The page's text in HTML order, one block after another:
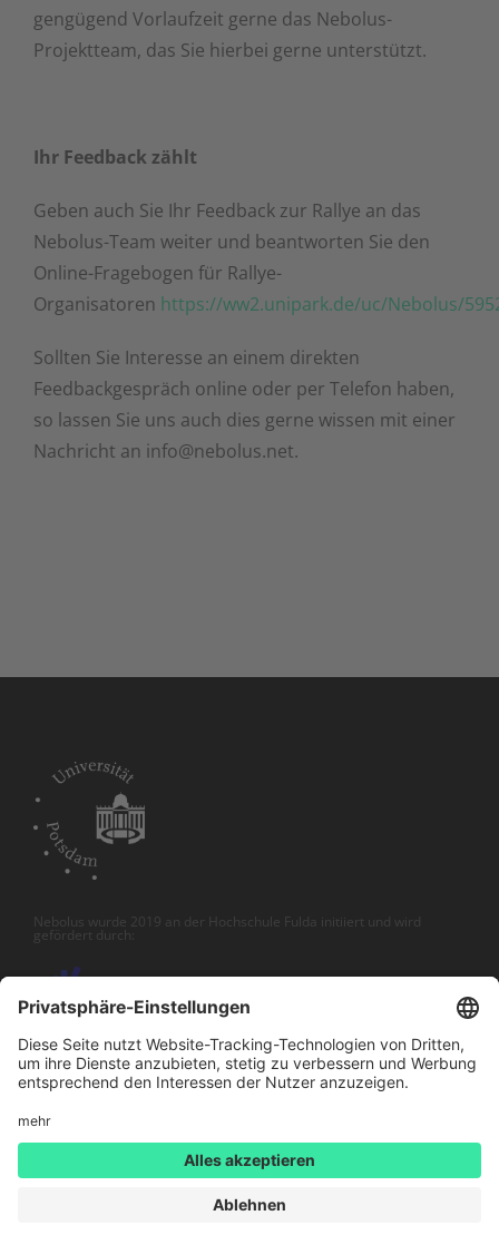
gengügend Vorlaufzeit gerne das Nebolus-
Projektteam, das Sie hierbei gerne unterstützt.
Ihr Feedback zählt
Geben auch Sie Ihr Feedback zur Rallye an das
Nebolus-Team weiter und beantworten Sie den
Online-Fragebogen für Rallye-
Organisatoren https://ww2.unipark.de/uc/Nebolus/
Sollten Sie Interesse an einem direkten
Feedbackgespräch online oder per Telefon haben,
so lassen Sie uns auch dies gerne wissen mit einer
Nachricht an info@nebolus.net.
Nebolus wurde 2019 an der Hochschule Fulda initiiert und wird
gefördert durch:
DATENSCHUTZ IMPRESSUM HELP CENTER